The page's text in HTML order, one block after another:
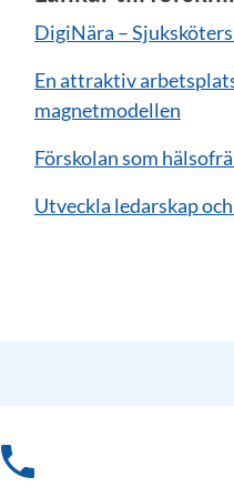
DigiNära –
En attraktiv
magnetmodellen
Förskolan som
Utveckla ledarskap
phone